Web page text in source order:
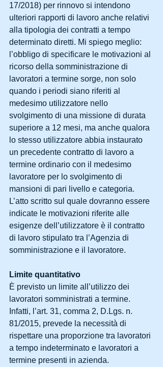
17/2018) per rinnovo si intendono
ulteriori rapporti di lavoro anche relativi
alla tipologia dei contratti a tempo
determinato diretti. Mi spiego meglio:
l’obbligo di specificare le motivazioni al
ricorso della somministrazione di
lavoratori a termine sorge, non solo
quando i periodi siano riferiti al
medesimo utilizzatore nello
svolgimento di una missione di durata
superiore a 12 mesi, ma anche qualora
lo stesso utilizzatore abbia instaurato
un precedente contratto di lavoro a
termine ordinario con il medesimo
lavoratore per lo svolgimento di
mansioni di pari livello e categoria.
L’atto scritto sul quale dovranno essere
indicate le motivazioni riferite alle
esigenze dell’utilizzatore è il contratto
di lavoro stipulato tra l’Agenzia di
somministrazione e il lavoratore.
Limite quantitativo
È previsto un limite all’utilizzo dei
lavoratori somministrati a termine.
Infatti, l’art. 31, comma 2, D.Lgs. n.
81/2015, prevede la necessità di
rispettare una proporzione tra lavoratori
a tempo indeterminato e lavoratori a
termine presenti in azienda.